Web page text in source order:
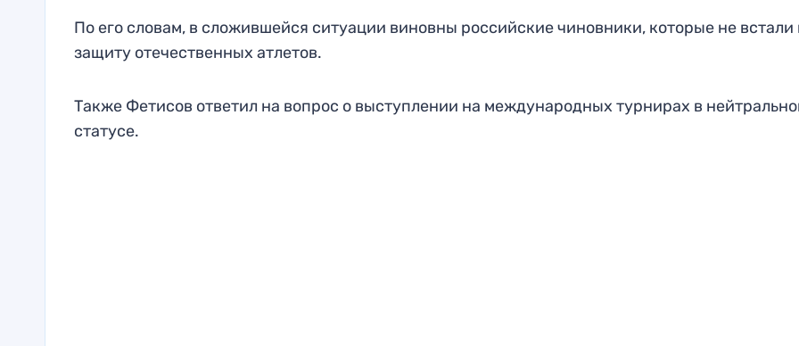
По его словам, в сложившейся ситуации виновны российские чиновники, которые не встали
защиту отечественных атлетов.
Также Фетисов ответил на вопрос о выступлении на международных турнирах в
статусе.